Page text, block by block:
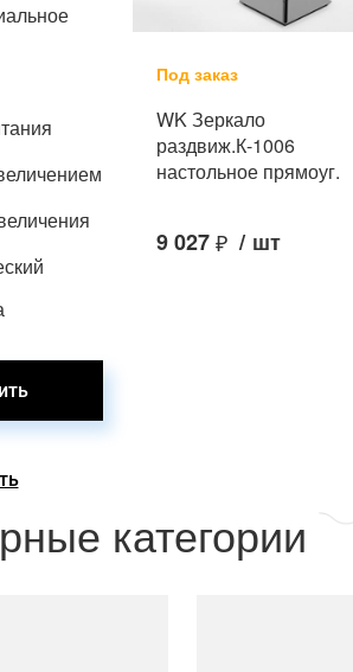
Под заказ
WK Зеркало
раздвиж.К-1006
настольное прямоуг.
9 027₽ / шт
категории